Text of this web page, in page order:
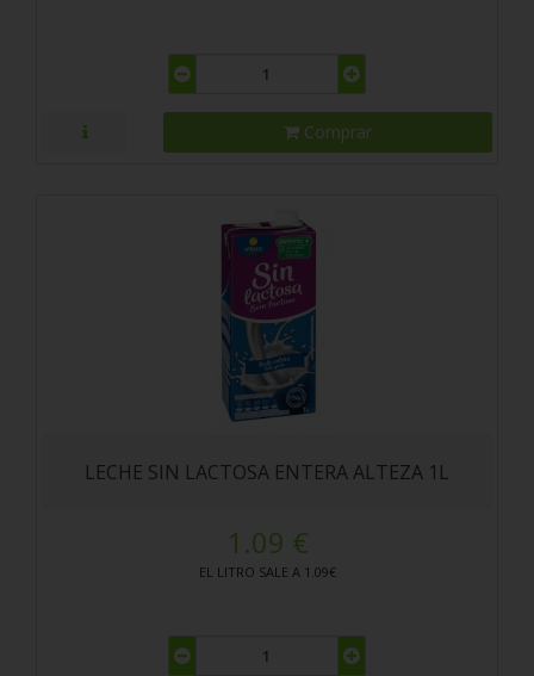
Comprar
LECHE SIN LACTOSA ENTERA ALTEZA 1L
1.09 €
EL LITRO SALE A 1.09€